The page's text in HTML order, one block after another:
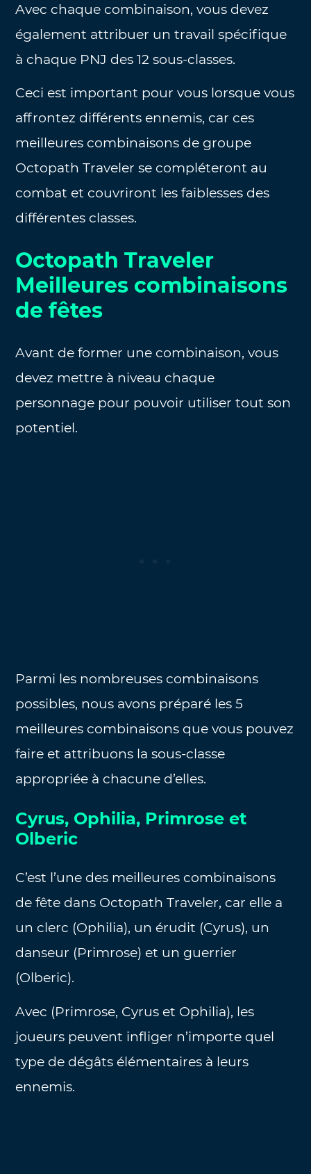
Avec chaque combinaison, vous devez
également attribuer un travail spécifique
à chaque PNJ des 12 sous-classes.
Ceci est important pour vous lorsque vous
affrontez différents ennemis, car ces
meilleures combinaisons de groupe
Octopath Traveler se compléteront au
combat et couvriront les faiblesses des
différentes classes.
Octopath Traveler
Meilleures combinaisons
de fêtes
Avant de former une combinaison, vous
devez mettre à niveau chaque
personnage pour pouvoir utiliser tout son
potentiel.
Parmi les nombreuses combinaisons
possibles, nous avons préparé les 5
meilleures combinaisons que vous pouvez
faire et attribuons la sous-classe
appropriée à chacune d’elles.
Cyrus, Ophilia, Primrose et
Olberic
C’est l’une des meilleures combinaisons
de fête dans Octopath Traveler, car elle a
un clerc (Ophilia), un érudit (Cyrus), un
danseur (Primrose) et un guerrier
(Olberic).
Avec (Primrose, Cyrus et Ophilia), les
joueurs peuvent infliger n’importe quel
type de dégâts élémentaires à leurs
ennemis.